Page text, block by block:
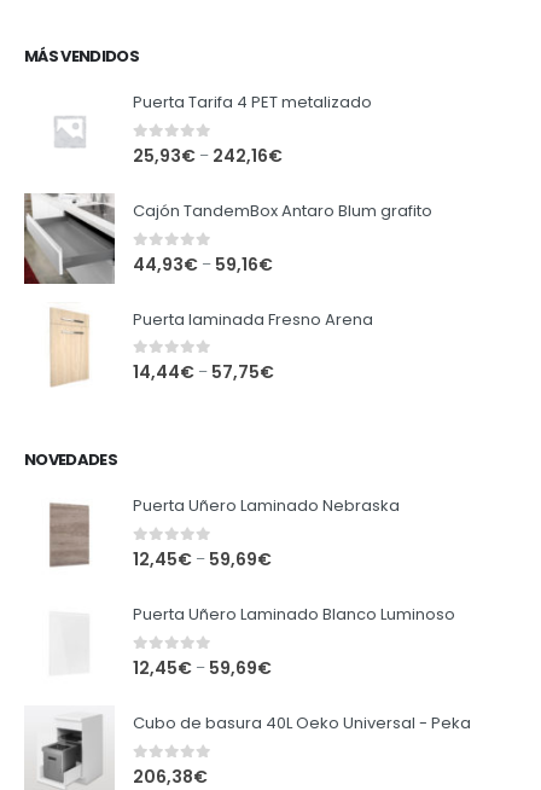
MÁS VENDIDOS
Puerta Tarifa 4 PET metalizado
0out of 5
25,93€ – 242,16€
Cajón TandemBox Antaro Blum grafito
0out of 5
44,93€ – 59,16€
Puerta laminada Fresno Arena
0 out of 5
14,44€ – 57,75€
NOVEDADES
Puerta Uñero Laminado Nebraska
0out of 5
12,45€ – 59,69€
Puerta Uñero Laminado Blanco Luminoso
0out of 5
12,45€ – 59,69€
Cubo de basura 40L Oeko Universal - Peka
0out of 5
206,38€